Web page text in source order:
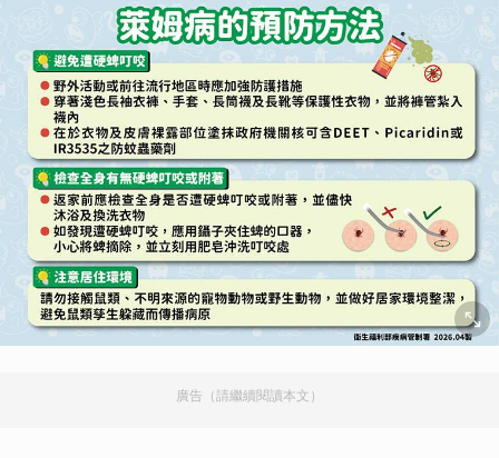
廣告（請繼續閱讀本文）